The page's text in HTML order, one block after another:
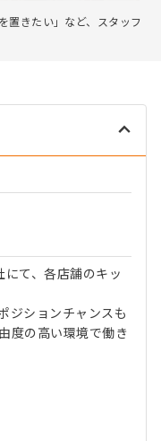
置きたい」など、スタッフ
て、各店舗のキッ
ジションチャンスも
度の高い環境で働き